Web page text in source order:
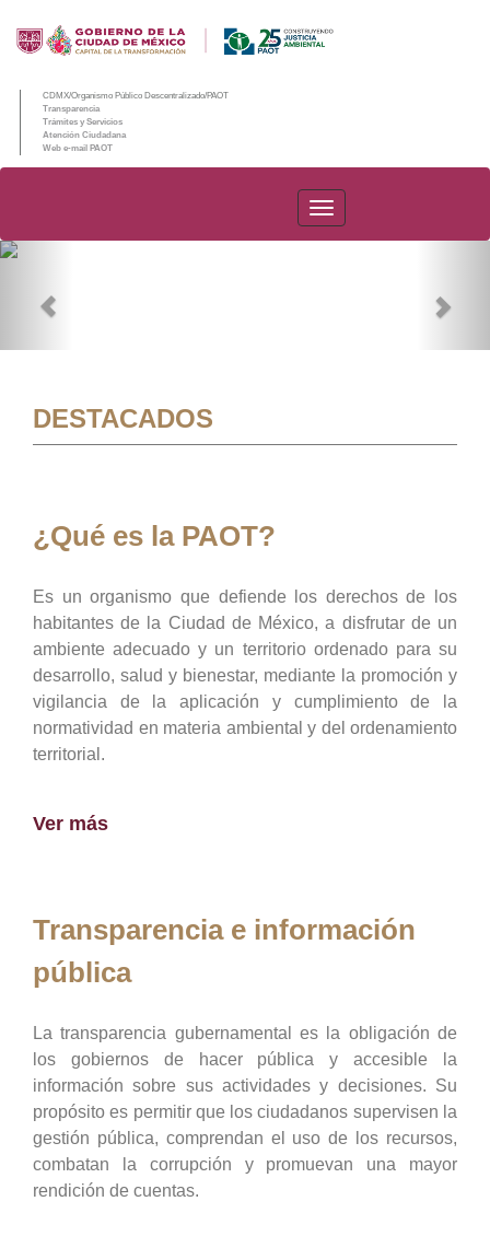
CDMX/Organismo Público Descentralizado/PAOT
Transparencia
Trámites y Servicios
Atención Ciudadana
Web e-mail PAOT
PAOT
DESTACADOS
¿Qué es la PAOT?
Es un organismo que defiende los derechos de los
habitantes de la Ciudad de México, a disfrutar de un
ambiente adecuado y un territorio ordenado para su
desarrollo, salud y bienestar, mediante la promoción y
vigilancia de la aplicación y cumplimiento de la
normatividad en materia ambiental y del ordenamiento
territorial.
Ver más
Transparencia e información
pública
La transparencia gubernamental es la obligación de
los gobiernos de hacer pública y accesible la
información sobre sus actividades y decisiones. Su
propósito es permitir que los ciudadanos supervisen la
gestión pública, comprendan el uso de los recursos,
combatan la corrupción y promuevan una mayor
rendición de cuentas.